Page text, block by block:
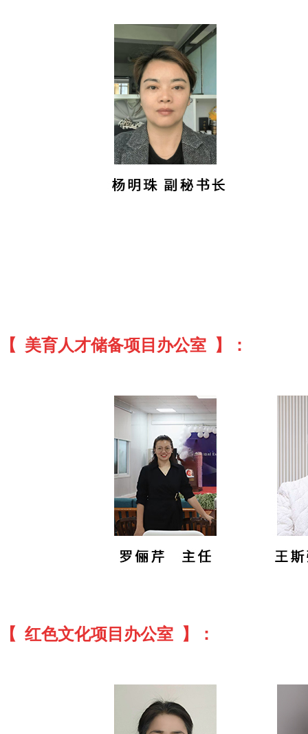
【 美育人才储备项目办公室 】：
【 红色文化项目办公室 】：